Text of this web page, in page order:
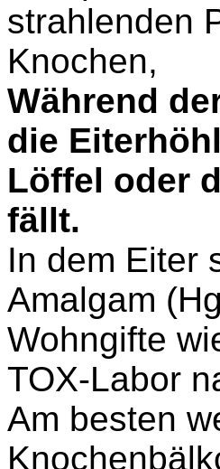
strahlenden
Knochen,
Während
die
Löffel oder
fällt.
In dem Eiter
Amalgam
Wohngifte
TOX-Labor
Am besten